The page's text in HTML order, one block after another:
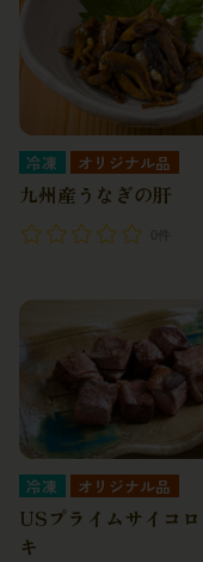
冷凍 オリジナル品
九州産うなぎの肝
冷凍 オリジナル品
USプライムサイコ
キ